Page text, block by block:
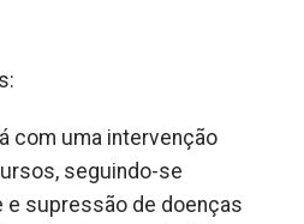
com uma intervenção
seguindo-se
e supressão de doenças